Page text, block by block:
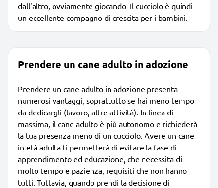
dall'altro, ovviamente giocando. Il cucciolo è quindi
un eccellente compagno di crescita per i bambini.
Prendere un cane adulto in adozione
Prendere un cane adulto in adozione presenta
numerosi vantaggi, soprattutto se hai meno tempo
da dedicargli (lavoro, altre attività). In linea di
massima, il cane adulto è più autonomo e richiederà
la tua presenza meno di un cucciolo. Avere un cane
in età adulta ti permetterà di evitare la fase di
apprendimento ed educazione, che necessita di
molto tempo e pazienza, requisiti che non hanno
tutti. Tuttavia, quando prendi la decisione di